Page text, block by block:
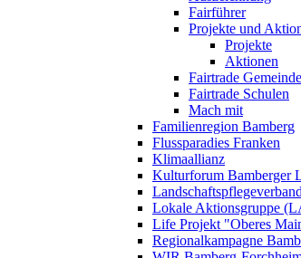
Fairführer
Projekte und
Projekte
Aktionen
Fairtrade
Fairtrade Schulen
Mach mit
Familienregion Bamberg
Flussparadies Franken
Klimaallianz
Kulturforum Bamberger
Landschaftspflegeverband
Lokale Aktionsgruppe
Life Projekt "Oberes
Regionalkampagne